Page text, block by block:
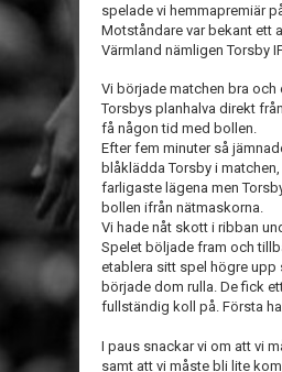
spelade vi hemmapremiär
Motståndare var bekant ett
Värmland nämligen Torsby
Vi började matchen bra
Torsbys planhalva direkt
få någon tid med bollen.
Efter fem minuter så
blåklädda Torsby i
farligaste lägena men
bollen ifrån nätmaskorna.
Vi hade nåt skott i ribban
Spelet böljade fram och
etablera sitt spel högre upp
började dom rulla. De fick
fullständig koll på. Första
I paus snackar vi om att vi
samt att vi måste bli lite